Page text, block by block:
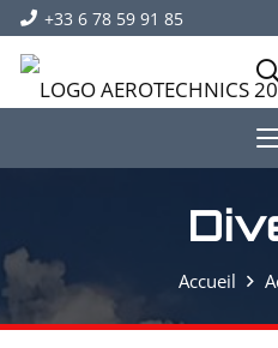
+33 6 78 59 91 85
Accueil